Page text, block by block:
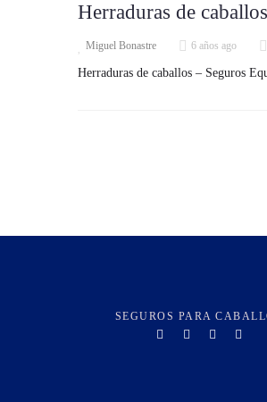
Herraduras de
Miguel Bonastre 6 años ago
Herraduras de caballos – Seguros
SEGUROS PARA